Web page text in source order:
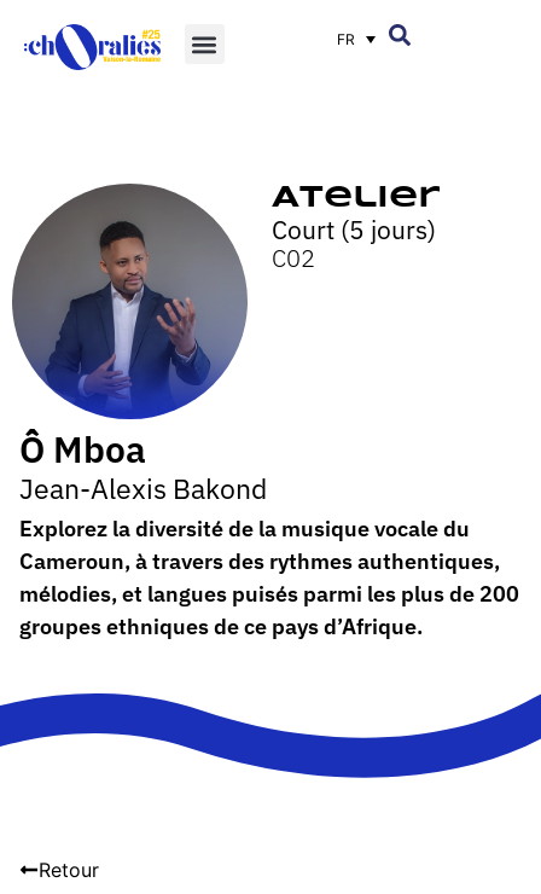
FR
Atelier
Court (5 jours)
C02
Ô Mboa
Jean-Alexis Bakond
Explorez la diversité de la musique vocale du
Cameroun, à travers des rythmes authentiques,
mélodies, et langues puisés parmi les plus de 200
groupes ethniques de ce pays d’Afrique.
Retour